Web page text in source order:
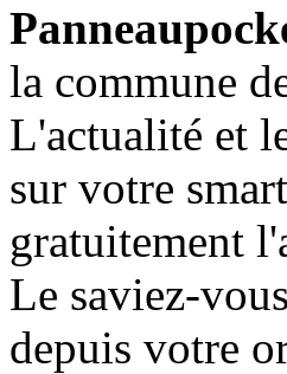
la commune
L'actualité et
sur votre
gratuitement
Le saviez-
depuis votre